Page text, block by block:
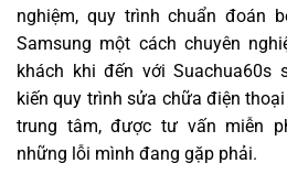
nghiệm, quy trình chuẩn đoán
Samsung một cách chuyên
khách khi đến với Suachua60s
kiến quy trình sửa chữa điện
trung tâm, được tư vấn miễn
những lỗi mình đang gặp phải.